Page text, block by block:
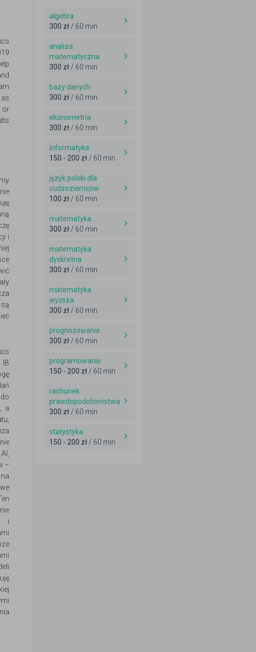
or
i
a
–
i
algebra
300 zł / 60 min
analiza
matematyczna
300 zł / 60 min
bazy danych
300 zł / 60 min
ekonometria
300 zł / 60 min
informatyka
150 - 200 zł / 60 min
język polski dla
cudzoziemców
100 zł / 60 min
matematyka
300 zł / 60 min
matematyka
dyskretna
300 zł / 60 min
matematyka
wyższa
300 zł / 60 min
prognozowanie
300 zł / 60 min
programowanie
150 - 200 zł / 60 min
rachunek
prawdopodobieństwa
300 zł / 60 min
statystyka
150 - 200 zł / 60 min